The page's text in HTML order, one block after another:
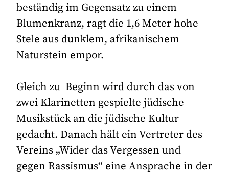
beständig im Gegensatz zu einem
Blumenkranz, ragt die 1,6 Meter hohe
Stele aus dunklem, afrikanischem
Naturstein empor.
Gleich zu Beginn wird durch das von
zwei Klarinetten gespielte jüdische
Musikstück an die jüdische Kultur
gedacht. Danach hält ein Vertreter des
Vereins „Wider das Vergessen und
gegen Rassismus“ eine Ansprache in der